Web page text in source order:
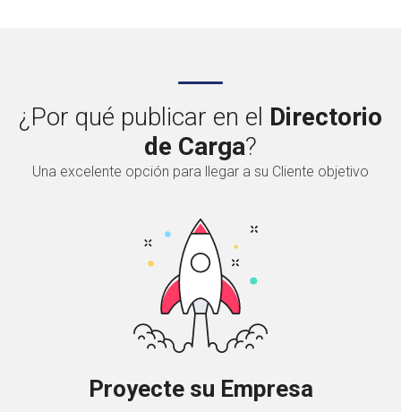
¿Por qué publicar en el Directorio
de Carga?
Una excelente opción para llegar a su Cliente objetivo
Proyecte su Empresa